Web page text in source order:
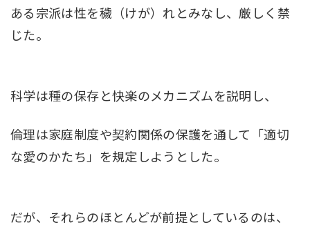
ある宗派は性を穢（けが）れとみなし、厳しく禁
じた。
科学は種の保存と快楽のメカニズムを説明し、
倫理は家庭制度や契約関係の保護を通して「適切
な愛のかたち」を規定しようとした。
だが、それらのほとんどが前提としているのは、